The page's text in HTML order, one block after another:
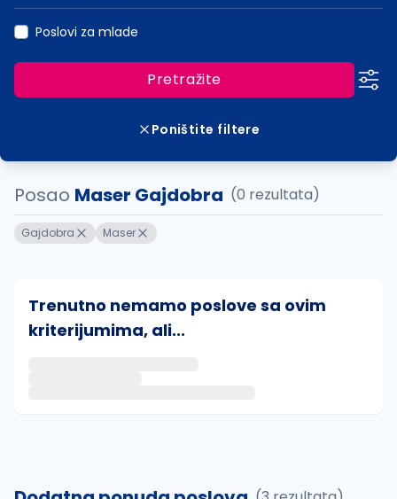
Poslovi za mlade
Pretražite
Poništite filtere
Posao Maser Gajdobra (0 rezultata)
Gajdobra Maser
Trenutno nemamo poslove sa ovim
kriterijumima, ali...